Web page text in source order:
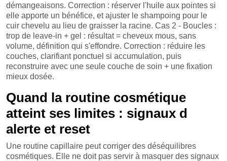
démangeaisons. Correction : réserver l'huile aux pointes si
elle apporte un bénéfice, et ajuster le shampoing pour le
cuir chevelu au lieu de graisser la racine. Cas 2 - Boucles :
trop de leave-in + gel : résultat = cheveux mous, sans
volume, définition qui s'effondre. Correction : réduire les
couches, clarifiant ponctuel si accumulation, puis
reconstruire avec une seule couche de soin + une fixation
mieux dosée.
Quand la routine cosmétique
atteint ses limites : signaux d
alerte et reset
Une routine capillaire peut corriger des déséquilibres
cosmétiques. Elle ne doit pas servir à masquer des signaux